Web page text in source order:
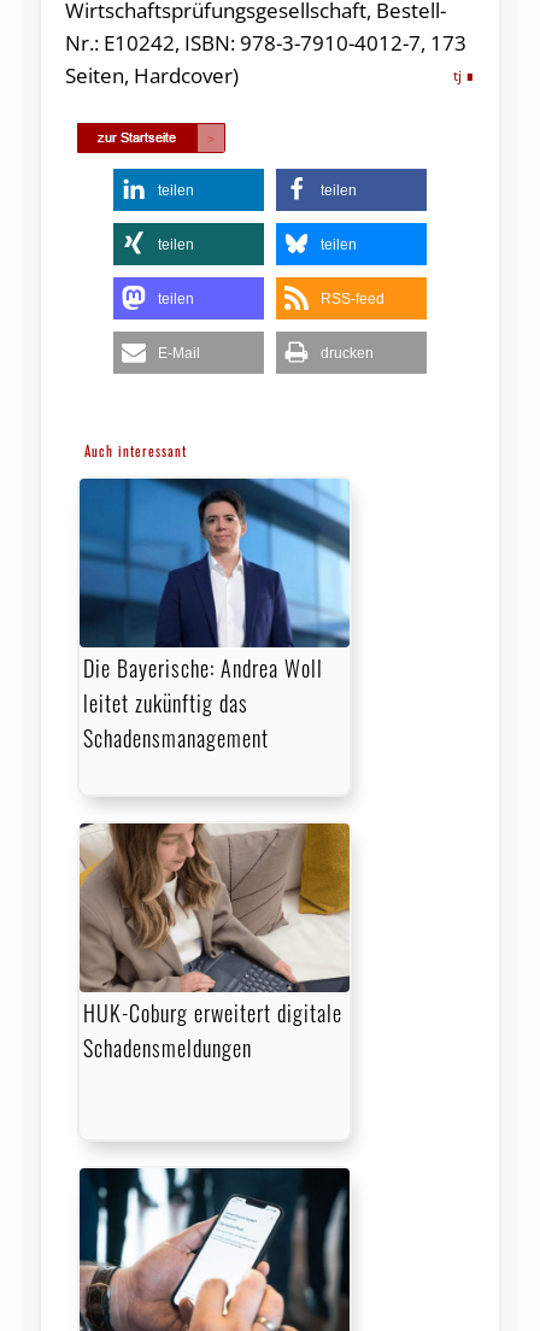
Wirtschaftsprüfungsgesellschaft, Bestell-
Nr.: E10242, ISBN: 978-3-7910-4012-7, 173
Seiten, Hardcover)
tj
teilen teilen
teilen teilen
teilen RSS-feed
E-Mail drucken
Auch interessant
Die Bayerische: Andrea Woll
leitet zukünftig das
Schadensmanagement
HUK-Coburg erweitert digitale
Schadensmeldungen